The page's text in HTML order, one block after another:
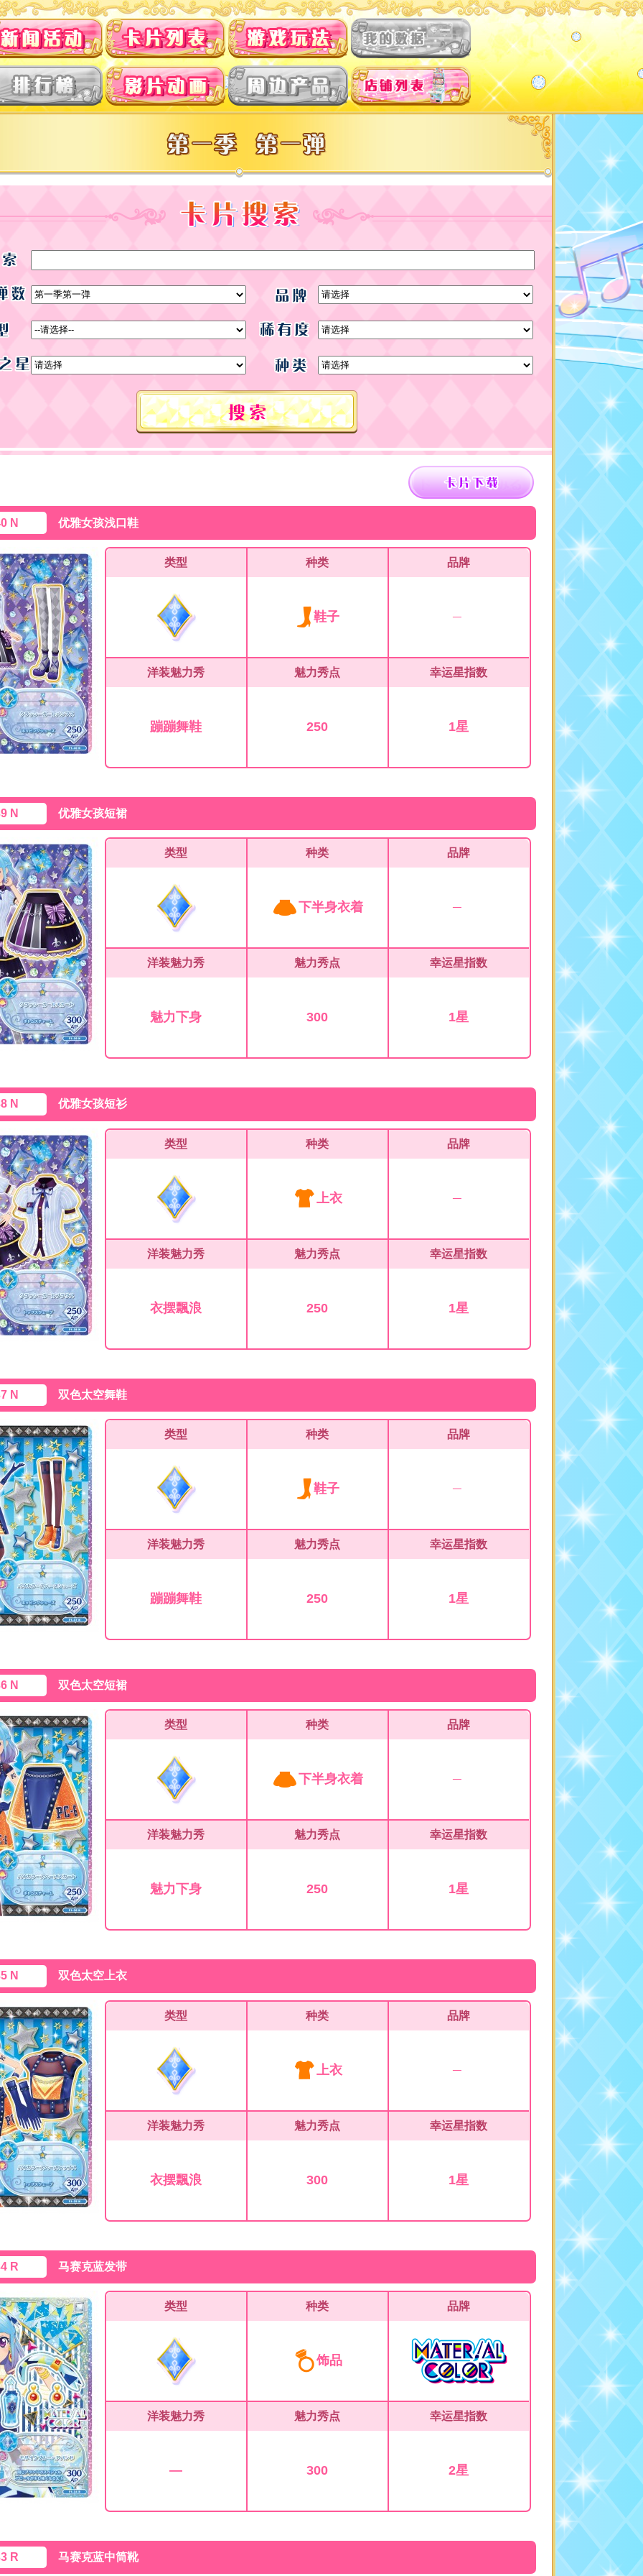
N 优雅女孩浅口鞋
类型 种类
鞋子
品牌
洋装魅力秀
蹦蹦舞鞋
魅力秀点
250
幸运星指数
1星
N 优雅女孩短裙
类型 种类
下半身衣着
品牌
洋装魅力秀
魅力下身
魅力秀点
300
幸运星指数
1星
N 优雅女孩短衫
类型 种类
上衣
品牌
洋装魅力秀
衣摆飄浪
魅力秀点
250
幸运星指数
1星
N 双色太空舞鞋
类型 种类
鞋子
品牌
洋装魅力秀
蹦蹦舞鞋
魅力秀点
250
幸运星指数
1星
N 双色太空短裙
类型 种类
下半身衣着
品牌
洋装魅力秀
魅力下身
魅力秀点
250
幸运星指数
1星
N 双色太空上衣
类型 种类
上衣
品牌
洋装魅力秀
衣摆飄浪
魅力秀点
300
幸运星指数
1星
R 马赛克蓝发带
类型 种类
饰品
品牌
洋装魅力秀
—
魅力秀点
300
幸运星指数
2星
R 马赛克蓝中筒靴